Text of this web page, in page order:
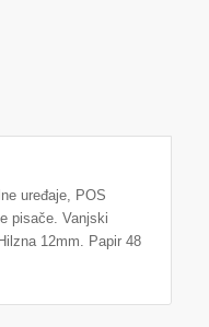
uređaje, POS
pisače. Vanjski
12mm. Papir 48